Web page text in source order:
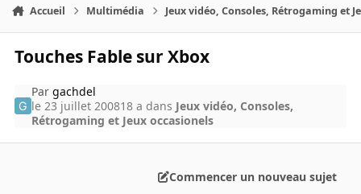
Accueil Multimédia Jeux vidéo, Consoles, Rétrogaming et
Touches Fable sur Xbox
Pargachdel
le 23 juillet 200818 a dans Jeux vidéo, Consoles,
Rétrogaming et Jeux occasionels
Commencer un nouveau sujet